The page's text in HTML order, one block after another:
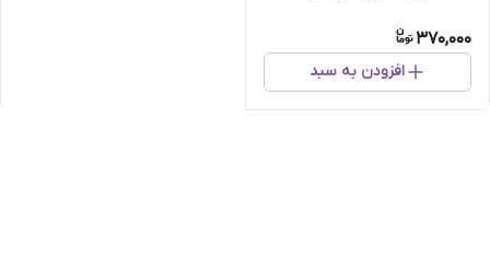
370,000
افزودن به سبد